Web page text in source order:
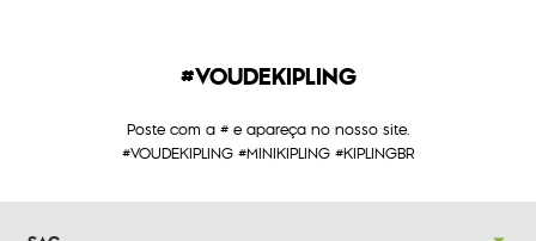
#VOUDEKIPLING
Poste com a # e apareça no nosso site.
#VOUDEKIPLING #MINIKIPLING #KIPLINGBR